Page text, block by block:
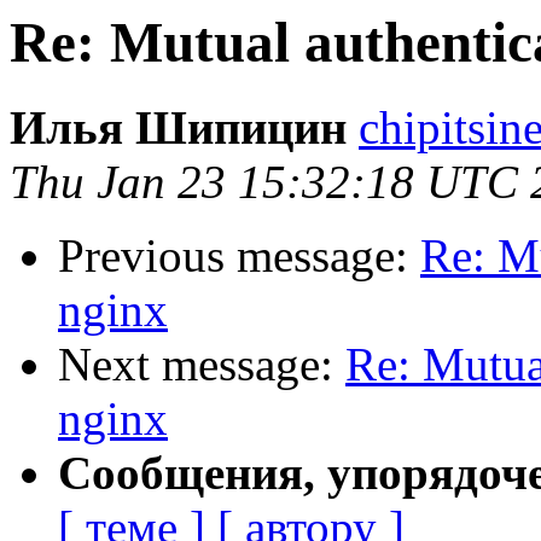
Re: Mutual
Илья Шипицин
Thu Jan 23 15:32:18 UTC
Previous message: Re:
nginx
Next message: Re:
nginx
Сообщения,
[ теме ] [ автору ]